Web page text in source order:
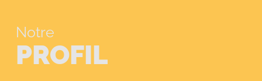
Notre
PROFIL